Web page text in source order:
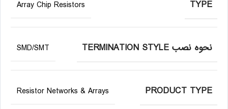
TYPE
Array Chip Resistors
نحوه نصب TERMINATION STYLE SMD/SMT
PRODUCT TYPE
Resistor Networks & Arrays